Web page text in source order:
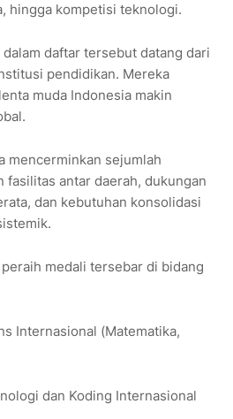
hingga kompetisi teknologi.
daftar tersebut datang dari
pendidikan. Mereka
muda Indonesia makin
mencerminkan sejumlah
fasilitas antar daerah, dukungan
dan kebutuhan konsolidasi
medali tersebar di bidang
Internasional (Matematika,
dan Koding Internasional